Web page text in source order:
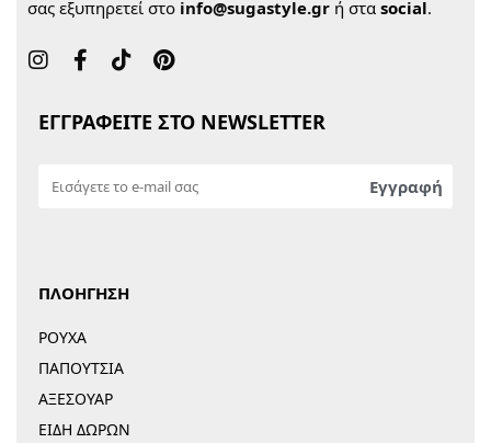
σας εξυπηρετεί στο info@sugastyle.gr ή στα social.
ΕΓΓΡΑΦΕΙΤΕ ΣΤΟ NEWSLETTER
ΠΛΟΗΓΗΣΗ
ΡΟΥΧΑ
ΠΑΠΟΥΤΣΙΑ
ΑΞΕΣΟΥΑΡ
ΕΙΔΗ ΔΩΡΩΝ